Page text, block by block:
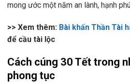
mong ước một năm an lành, hạnh
>> Xem thêm: Bài khấn Thần Tài
để cầu tài lộc
Cách cúng 30 Tết trong
phong tục